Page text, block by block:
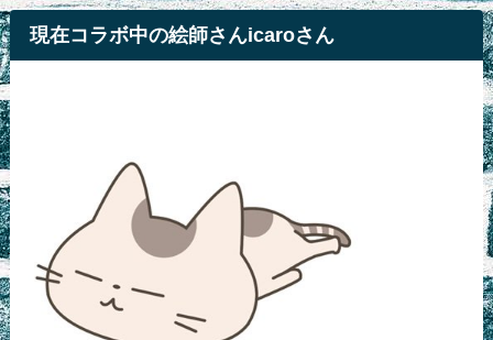
現在コラボ中の絵師さんicaroさん